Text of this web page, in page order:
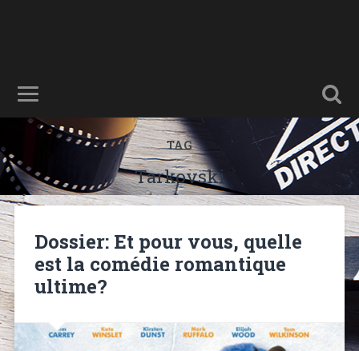
TAG
Tarkovski
Dossier: Et pour vous, quelle
est la comédie romantique
ultime?